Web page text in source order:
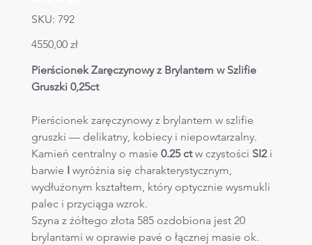
SKU: SKU
792
792
Cena
4550,00 zł
Pierścionek Zaręczynowy z Brylantem w Szlifie
Gruszki 0,25ct
Pierścionek zaręczynowy z brylantem w szlifie
gruszki — delikatny, kobiecy i niepowtarzalny.
Kamień centralny o masie 0.25 ct w czystości SI2 i
barwie I wyróżnia się charakterystycznym,
wydłużonym kształtem, który optycznie wysmukli
palec i przyciąga wzrok.
Szyna z żółtego złota 585 ozdobiona jest 20
brylantami w oprawie pavé o łącznej masie ok.